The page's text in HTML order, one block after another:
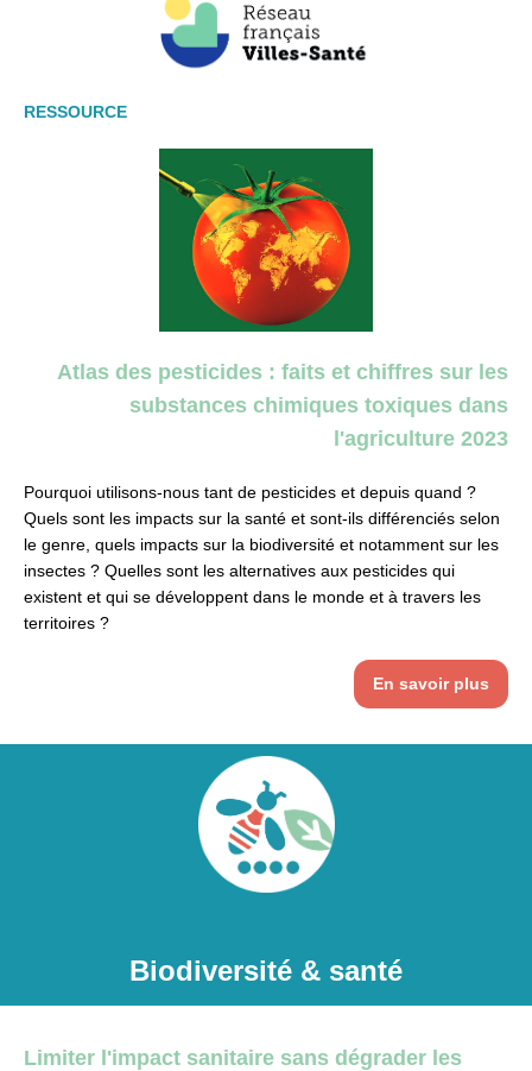
RESSOURCE
Atlas des pesticides : faits et chiffres sur les
substances chimiques toxiques dans
l'agriculture 2023
Pourquoi utilisons-nous tant de pesticides et depuis quand ?
Quels sont les impacts sur la santé et sont-ils différenciés selon
le genre, quels impacts sur la biodiversité et notamment sur les
insectes ? Quelles sont les alternatives aux pesticides qui
existent et qui se développent dans le monde et à travers les
territoires ?
En savoir plus
Biodiversité & santé
Limiter l'impact sanitaire sans dégrader les